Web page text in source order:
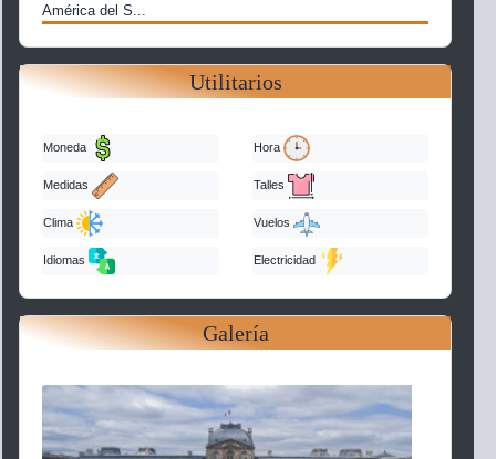
América del S...
Utilitarios
Moneda
Medidas
Clima
Idiomas
Hora
Talles
Vuelos
Electricidad
Galería